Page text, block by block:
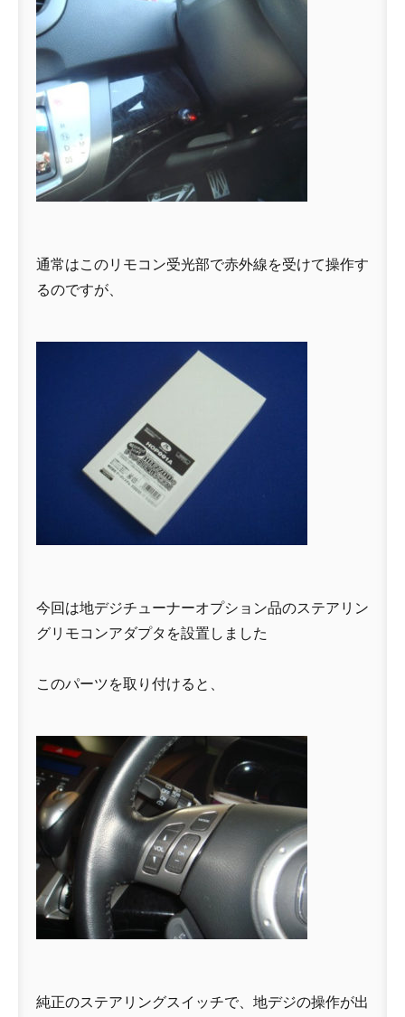
通常はこのリモコン受光部で赤外線を受けて操作す
るのですが、
今回は地デジチューナーオプション品のステアリン
グリモコンアダプタを設置しました
このパーツを取り付けると、
純正のステアリングスイッチで、地デジの操作が出